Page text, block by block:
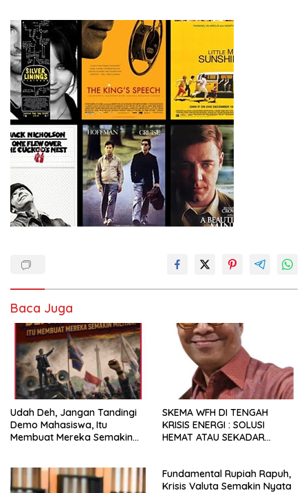
Baca Juga
Udah Deh, Jangan Tandingi
Demo Mahasiswa, Itu
Membuat Mereka Semakin
SKEMA WFH DI TENGAH
KRISIS ENERGI : SOLUSI
HEMAT ATAU SEKADAR
Fundamental Rupiah Rapuh,
Krisis Valuta Semakin Nyata